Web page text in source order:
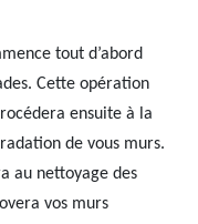
tout d’abord
Cette opération
ensuite à la
de vous murs.
au nettoyage des
vos murs